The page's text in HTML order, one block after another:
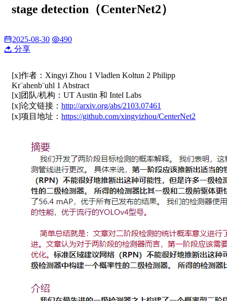
stage detection（CenterNet2）
2025-08-30
490
分享
[x]作者：Xingyi Zhou 1 Vladlen Koltun 2 Philipp
Kr¨ahenb¨uhl 1 Abstract
[x]团队/机构：UT Austin 和 Intel Labs
[x]论文链接： http://arxiv.org/abs/2103.07461
[x]项目地址： https://github.com/xingyizhou/CenterNet2